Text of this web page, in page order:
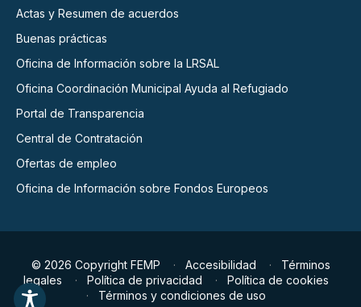
Actas y Resumen de acuerdos
Buenas prácticas
Oficina de Información sobre la LRSAL
Oficina Coordinación Municipal Ayuda al Refugiado
Portal de Transparencia
Central de Contratación
Ofertas de empleo
Oficina de Información sobre Fondos Europeos
© 2026 Copyright FEMP Accesibilidad
Términos
legales
Política de privacidad
Política de cookies
Términos y condiciones de uso